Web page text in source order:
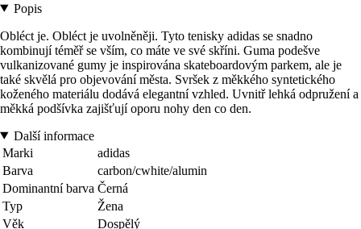
Popis
Obléct je. Obléct je uvolněněji. Tyto tenisky adidas se snadno
kombinují téměř se vším, co máte ve své skříni. Guma podešve
vulkanizované gumy je inspirována skateboardovým parkem, ale je
také skvělá pro objevování města. Svršek z měkkého syntetického
koženého materiálu dodává elegantní vzhled. Uvnitř lehká odpružení a
měkká podšívka zajišťují oporu nohy den co den.
Další informace
Marki
adidas
Barva
carbon/cwhite/alumin
Dominantní barva Černá
Typ
Žena
Věk
Dospělý